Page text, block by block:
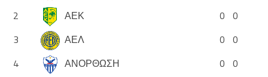
2
ΑΕΚ 0 0
3
ΑΕΛ 0 0
4
ΑΝΟΡΘΩΣΗ 0 0